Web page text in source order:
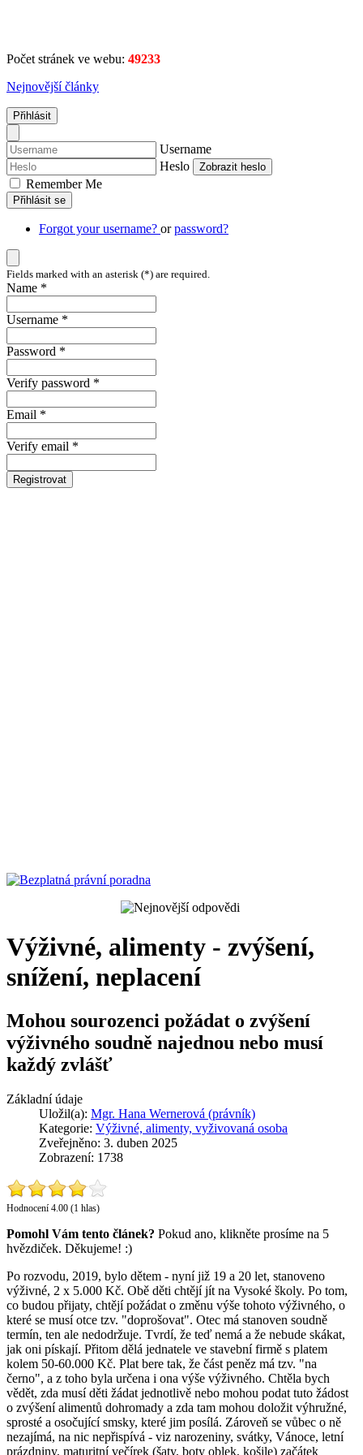
Počet stránek ve webu: 49233
Nejnovější články
Přihlásit
Username
Heslo
Zobrazit heslo
Remember Me
Přihlásit se
Forgot your username? orpassword?
Fields marked with an asterisk (*) are required.
Name *
Username *
Password *
Verify password *
Email *
Verify email *
Registrovat
Výživné, alimenty - zvýšení,
snížení, neplacení
Mohou sourozenci požádat o zvýšení
výživného soudně najednou nebo musí
každý zvlášť
Základní údaje
Uložil(a): Mgr. Hana Wernerová (právník)
Kategorie: Výživné, alimenty, vyživovaná osoba
Zveřejněno: 3. duben 2025
Zobrazení: 1738
Hodnocení 4.00 (1 hlas)
Pomohl Vám tento článek? Pokud ano, klikněte prosíme na 5
hvězdiček. Děkujeme! :)
Po rozvodu, 2019, bylo dětem - nyní již 19 a 20 let, stanoveno
výživné, 2 x 5.000 Kč. Obě děti chtějí jít na Vysoké školy. Po tom,
co budou přijaty, chtějí požádat o změnu výše tohoto výživného, o
které se musí otce tzv. "doprošovat". Otec má stanoven soudně
termín, ten ale nedodržuje. Tvrdí, že teď nemá a že nebude skákat,
jak oni pískají. Přitom dělá jednatele ve stavební firmě s platem
kolem 50-60.000 Kč. Plat bere tak, že část peněz má tzv. "na
černo", a z toho byla určena i ona výše výživného. Chtěla bych
vědět, zda musí děti žádat jednotlivě nebo mohou podat tuto žádost
o zvýšení alimentů dohromady a zda tam mohou doložit výhružné,
sprosté a osočující smsky, které jim posílá. Zároveň se vůbec o ně
nezajímá, na nic nepřispívá - viz narozeniny, svátky, Vánoce, letní
prázdniny, maturitní večírek (šaty, boty oblek, košile) začátek